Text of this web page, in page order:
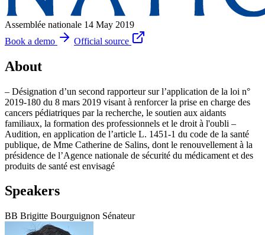
Assemblée nationale 14 May 2019
Book a demo
Official source
About
– Désignation d’un second rapporteur sur l’application de la loi n°
2019-180 du 8 mars 2019 visant à renforcer la prise en charge des
cancers pédiatriques par la recherche, le soutien aux aidants
familiaux, la formation des professionnels et le droit à l'oubli –
Audition, en application de l’article L. 1451-1 du code de la santé
publique, de Mme Catherine de Salins, dont le renouvellement à la
présidence de l’Agence nationale de sécurité du médicament et des
produits de santé est envisagé
Speakers
BB Brigitte Bourguignon Sénateur